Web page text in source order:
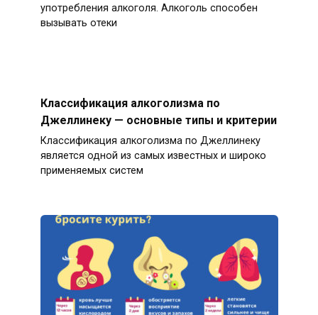
употребления алкоголя. Алкоголь способен
вызывать отеки
Классификация алкоголизма по
Джеллинеку — основные типы и критерии
Классификация алкоголизма по Джеллинеку
является одной из самых известных и широко
применяемых систем